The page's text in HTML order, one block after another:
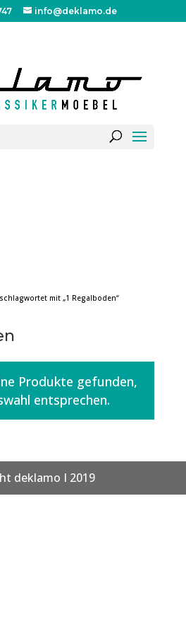
info@deklamo.de
mit „1 Regalboden“
Produkte gefunden,
entsprechen.
deklamo I 2019